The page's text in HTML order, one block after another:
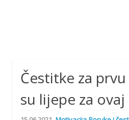
Čestitke za
su lijepe za